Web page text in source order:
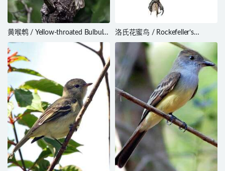
黄喉鹎 / Yellow-throated Bulbul /
Pycnonotus xantholaemus
洛氏花蜜鸟 / Rockefeller’s
Sunbird / Cinnyris rockefelleri